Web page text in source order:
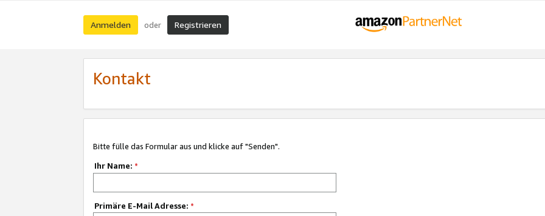
Anmelden oder Registrieren
Kontakt
Bitte fülle das Formular aus und klicke auf "Senden".
Ihr Name: *
Primäre E-Mail Adresse: *